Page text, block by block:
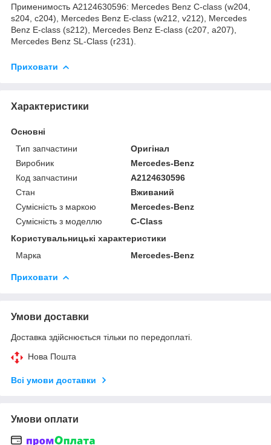
Применимость A2124630596: Mercedes Benz C-class (w204,
s204, c204), Mercedes Benz E-class (w212, v212), Mercedes
Benz E-class (s212), Mercedes Benz E-class (c207, a207),
Mercedes Benz SL-Class (r231).
Приховати
Характеристики
Основні
Тип запчастини
Оригінал
Виробник
Mercedes-Benz
Код запчастини
A2124630596
Стан
Вживаний
Сумісність з маркою
Mercedes-Benz
Сумісність з моделлю
C-Class
Користувальницькі характеристики
Марка
Mercedes-Benz
Приховати
Умови доставки
Доставка здійснюється тільки по передоплаті.
Нова Пошта
Всі умови доставки
Умови оплати